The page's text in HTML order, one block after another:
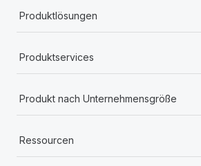
Produktlösungen
Produktservices
Produkt nach Unternehmensgröße
Ressourcen